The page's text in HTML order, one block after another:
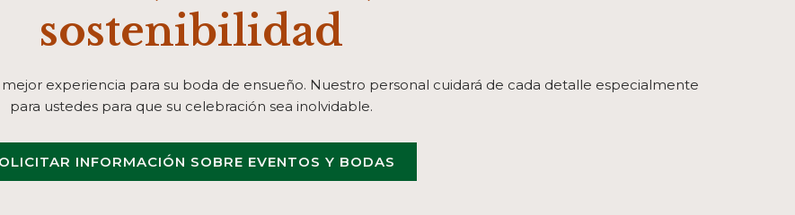
sostenibilidad
experiencia para su boda de ensueño. Nuestro personal cuidará de cada detalle especialmente
para ustedes para que su celebración sea inolvidable.
INFORMACIÓN SOBRE EVENTOS Y BODAS